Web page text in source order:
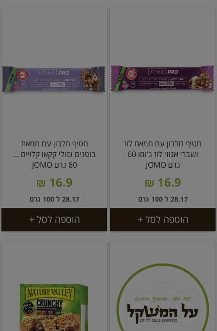
חטיף חלבון עם חמאת לוז
ושברי אגוזי לוז ג'ומו 60
גרם JOMO
16.9 ₪
28.17 ל 100 גרם
הוספה לסל +
חטיף חלבון עם חמאת
בוטנים ופולי קקאו קלויים ...
60 גרם JOMO
16.9 ₪
28.17 ל 100 גרם
הוספה לסל +